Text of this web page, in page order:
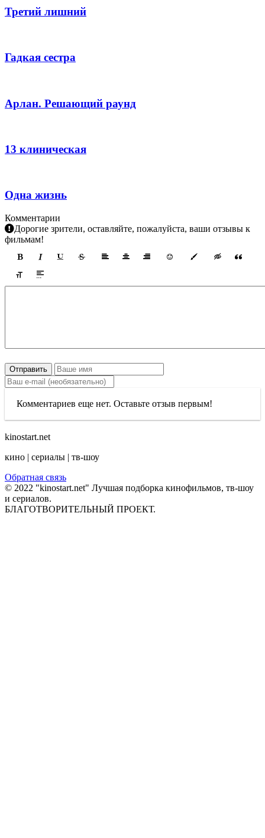
Третий лишний
Гадкая сестра
Арлан. Решающий раунд
13 клиническая
Одна жизнь
Комментарии
Дорогие зрители, оставляйте, пожалуйста, ваши отзывы к
фильмам!
Отправить
Комментариев еще нет. Оставьте отзыв первым!
kinostart.net
кино | сериалы | тв-шоу
Обратная связь
© 2022 "kinostart.net" Лучшая подборка кинофильмов, тв-шоу
и сериалов.
БЛАГОТВОРИТЕЛЬНЫЙ ПРОЕКТ.